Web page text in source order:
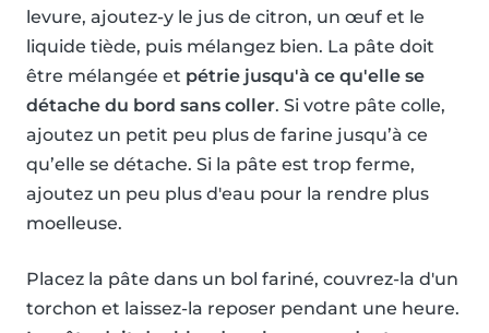
levure, ajoutez-y le jus de citron, un œuf et le
liquide tiède, puis mélangez bien. La pâte doit
être mélangée et pétrie jusqu'à ce qu'elle se
détache du bord sans coller. Si votre pâte colle,
ajoutez un petit peu plus de farine jusqu’à ce
qu’elle se détache. Si la pâte est trop ferme,
ajoutez un peu plus d'eau pour la rendre plus
moelleuse.
Placez la pâte dans un bol fariné, couvrez-la d'un
torchon et laissez-la reposer pendant une heure.